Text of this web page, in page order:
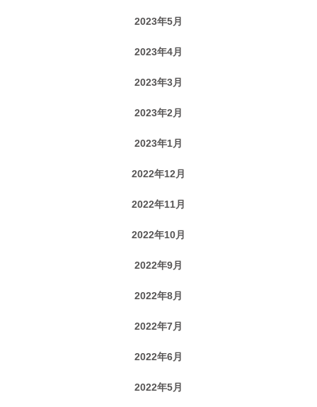
2023年5月
2023年4月
2023年3月
2023年2月
2023年1月
2022年12月
2022年11月
2022年10月
2022年9月
2022年8月
2022年7月
2022年6月
2022年5月